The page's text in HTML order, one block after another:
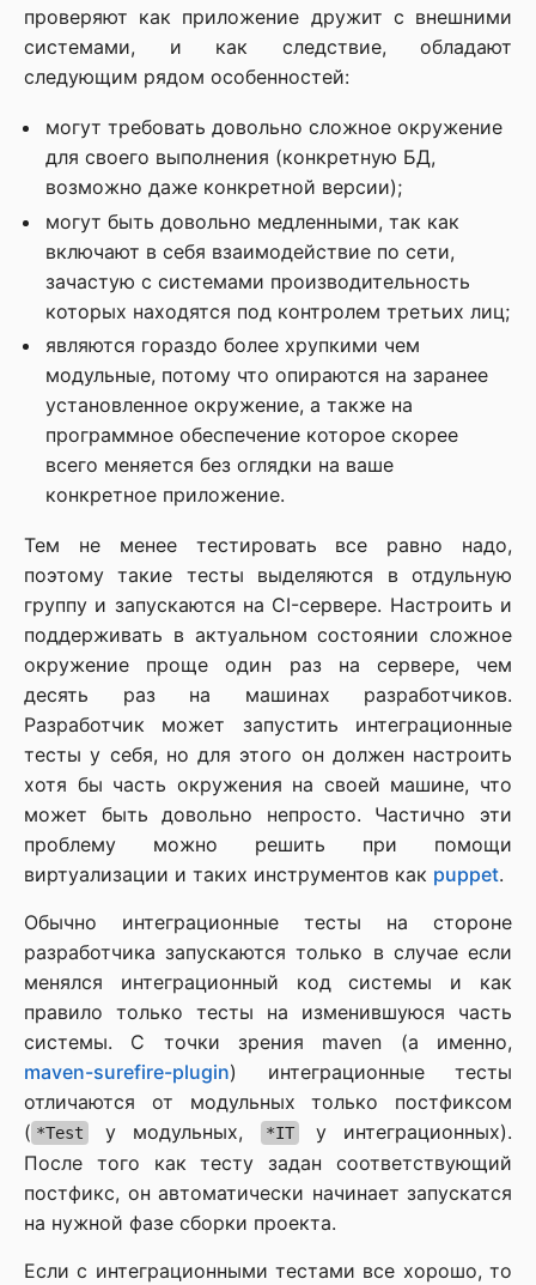
проверяют как приложение дружит с внешними
системами, и как следствие, обладают
следующим рядом особенностей:
могут требовать довольно сложное окружение
для своего выполнения (конкретную БД,
возможно даже конкретной версии);
могут быть довольно медленными, так как
включают в себя взаимодействие по сети,
зачастую с системами производительность
которых находятся под контролем третьих лиц;
являются гораздо более хрупкими чем
модульные, потому что опираются на заранее
установленное окружение, а также на
программное обеспечение которое скорее
всего меняется без оглядки на ваше
конкретное приложение.
Тем не менее тестировать все равно надо,
поэтому такие тесты выделяются в отдульную
группу и запускаются на CI-сервере. Настроить и
поддерживать в актуальном состоянии сложное
окружение проще один раз на сервере, чем
десять раз на машинах разработчиков.
Разработчик может запустить интеграционные
тесты у себя, но для этого он должен настроить
хотя бы часть окружения на своей машине, что
может быть довольно непросто. Частично эти
проблему можно решить при помощи
виртуализации и таких инструментов как puppet.
Обычно интеграционные тесты на стороне
разработчика запускаются только в случае если
менялся интеграционный код системы и как
правило только тесты на изменившуюся часть
системы. С точки зрения maven (а именно,
maven-surefire-plugin) интеграционные тесты
отличаются от модульных только постфиксом
( *Test у модульных, *IT
у интеграционных).
После того как тесту задан соответствующий
постфикс, он автоматически начинает запускатся
на нужной фазе сборки проекта.
Если с интеграционными тестами все хорошо, то